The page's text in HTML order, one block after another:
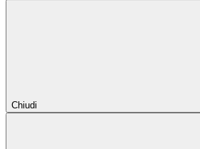
Chiudi